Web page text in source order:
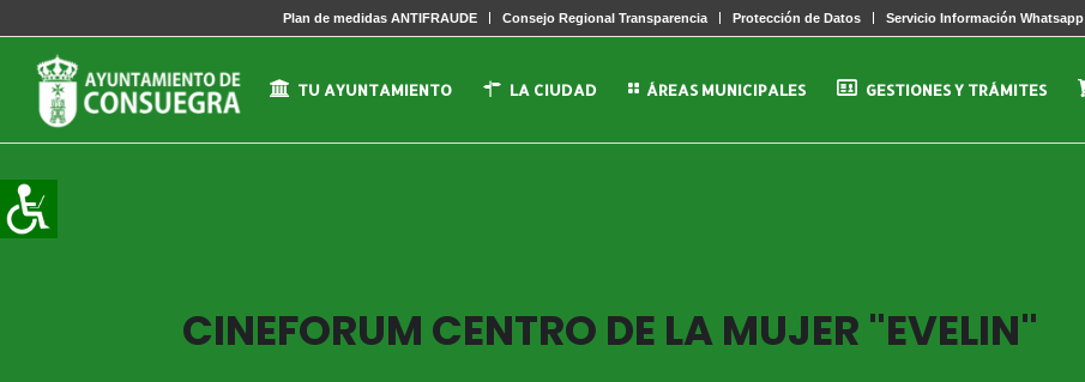
Plan de medidas ANTIFRAUDE Consejo Regional Transparencia Protección de Datos Servicio Información Whatsapp
TU AYUNTAMIENTO LA CIUDAD ÁREAS MUNICIPALES GESTIONES Y TRÁMITES
CINEFORUM CENTRO DE LA MUJER "EVELIN"